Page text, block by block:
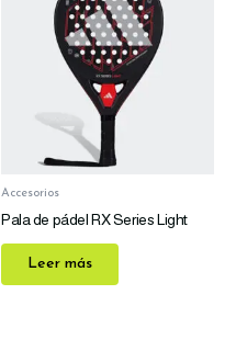
Accesorios
Pala de pádel RX Series Light
Leer más